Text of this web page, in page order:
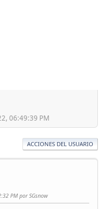
06:49:39 PM
ACCIONES DEL USUARIO
PM por SGsnow